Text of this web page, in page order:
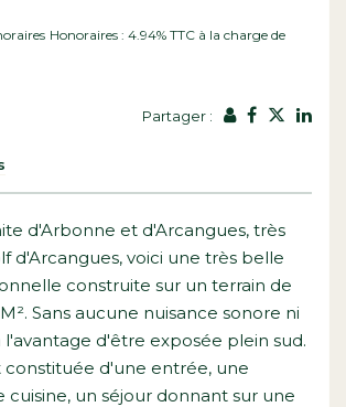
Honoraires : 4.94% TTC à la charge de
Partager :
d'Arbonne et d'Arcangues, très
d'Arcangues, voici une très belle
construite sur un terrain de
Sans aucune nuisance sonore ni
l'avantage d'être exposée plein sud.
constituée d'une entrée, une
cuisine, un séjour donnant sur une